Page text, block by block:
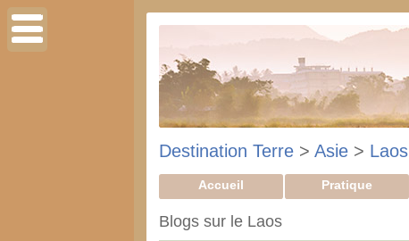
Destination Terre > Asie > Laos
Accueil Pratique
Blogs sur le Laos